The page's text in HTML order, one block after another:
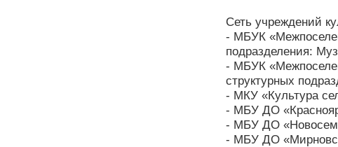
Сеть учреждений
- МБУК
подразделения:
- МБУК
структурных
- МКУ «Культура
- МБУ ДО
- МБУ ДО
- МБУ ДО